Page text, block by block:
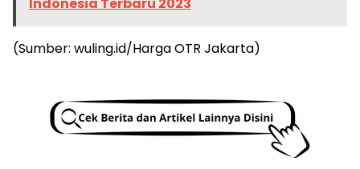
Indonesia Terbaru 2023
(Sumber: wuling.id/Harga OTR Jakarta)